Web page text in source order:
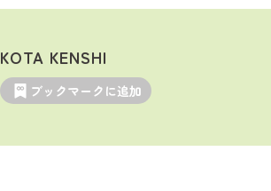
KOTA KENSHI
ブックマークに追加